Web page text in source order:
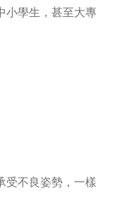
小學生，甚至大專
受不良姿勢，一樣